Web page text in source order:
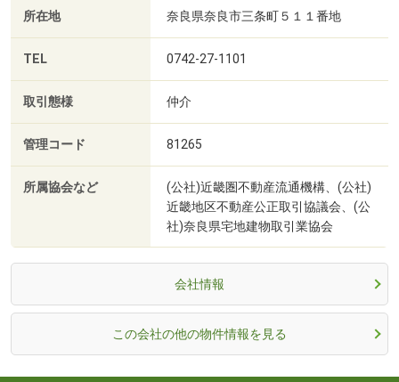
所在地 奈良県奈良市三条町５１１番地
TEL 0742-27-1101
取引態様 仲介
管理コード 81265
所属協会など
(公社)近畿圏不動産流通機構、(公社)
近畿地区不動産公正取引協議会、(公
社)奈良県宅地建物取引業協会
会社情報
この会社の他の物件情報を見る